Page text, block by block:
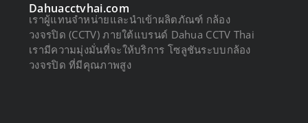
Dahuacctvhai.com
เราผู้แทนจำหน่ายและนำเข้าผลิตภัณฑ์ กล้อง
วงจรปิด (CCTV) ภายใต้แบรนด์ Dahua CCTV Thai
เรามีความมุ่งมั่นที่จะให้บริการ โซลูชันระบบกล้อง
วงจรปิด ที่มีคุณภาพสูง